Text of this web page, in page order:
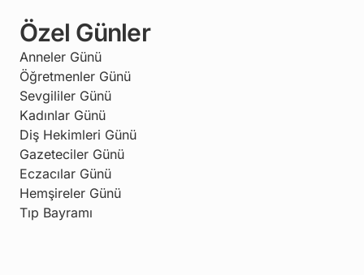
Özel Günler
Anneler Günü
Öğretmenler Günü
Sevgililer Günü
Kadınlar Günü
Diş Hekimleri Günü
Gazeteciler Günü
Eczacılar Günü
Hemşireler Günü
Tıp Bayramı